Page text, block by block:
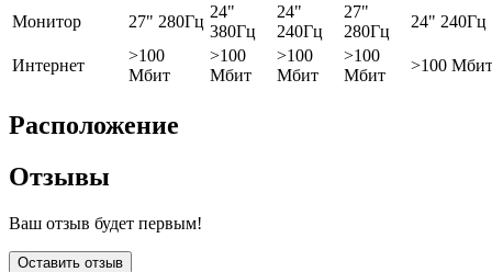
Монитор 27" 280Гц
24"
380Гц
24"
240Гц
27"
280Гц
24" 240Гц
Интернет
>100
Мбит
>100
Мбит
>100
Мбит
>100
Мбит
>100 Мбит
Расположение
Отзывы
Ваш отзыв будет первым!
Оставить отзыв